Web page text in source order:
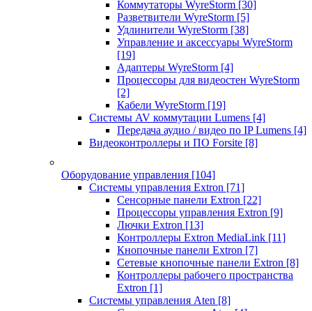
Коммутаторы WyreStorm [30]
Разветвители WyreStorm [5]
Удлинители WyreStorm [38]
Управление и аксессуары WyreStorm
[19]
Адаптеры WyreStorm [4]
Процессоры для видеостен WyreStorm
[2]
Кабели WyreStorm [19]
Системы AV коммутации Lumens [4]
Передача аудио / видео по IP Lumens [4]
Видеоконтроллеры и ПО Forsite [8]
Оборудование управления [104]
Системы управления Extron [71]
Сенсорные панели Extron [22]
Процессоры управления Extron [9]
Лючки Extron [13]
Контроллеры Extron MediaLink [11]
Кнопочные панели Extron [7]
Сетевые кнопочные панели Extron [8]
Контроллеры рабочего пространства
Extron [1]
Системы управления Aten [8]